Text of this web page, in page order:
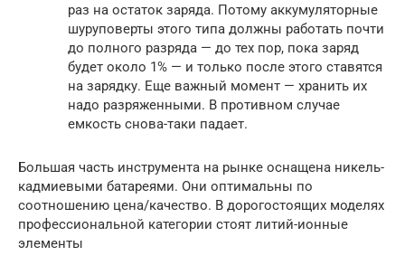
раз на остаток заряда. Потому аккумуляторные
шуруповерты этого типа должны работать почти
до полного разряда — до тех пор, пока заряд
будет около 1% — и только после этого ставятся
на зарядку. Еще важный момент — хранить их
надо разряженными. В противном случае
емкость снова-таки падает.
Большая часть инструмента на рынке оснащена никель-
кадмиевыми батареями. Они оптимальны по
соотношению цена/качество. В дорогостоящих моделях
профессиональной категории стоят литий-ионные
элементы